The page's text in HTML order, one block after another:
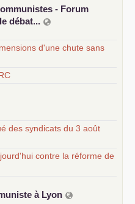
- Forum
débat...
d'une chute sans
des syndicats du 3 août
contre la réforme de
à Lyon